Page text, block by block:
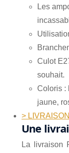
Les
Culot
souhait.
Coloris :
jaune,
>
Une
La livraison